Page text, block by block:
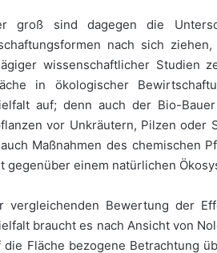
groß sind dagegen die
nach sich
wissenschaftlicher Studien
in ökologischer
auf; denn auch der Bio-
vor Unkräutern, Pilzen oder
Maßnahmen des chemischen
gegenüber einem natürlichen
vergleichenden Bewertung der
braucht es nach Ansicht von
die Fläche bezogene Betrachtung